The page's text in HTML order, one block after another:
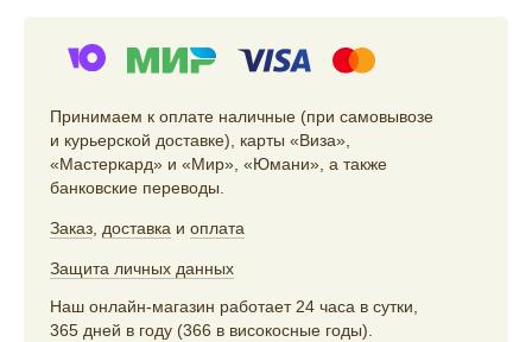
Принимаем к оплате наличные (при самовывозе
и курьерской доставке), карты «Виза»,
«Мастеркард» и «Мир», «Юмани», а также
банковские переводы.
Заказ доставка и оплата
Защита личных данных
Наш онлайн-магазин работает 24 часа в сутки,
365 дней в году (366 в високосные годы).